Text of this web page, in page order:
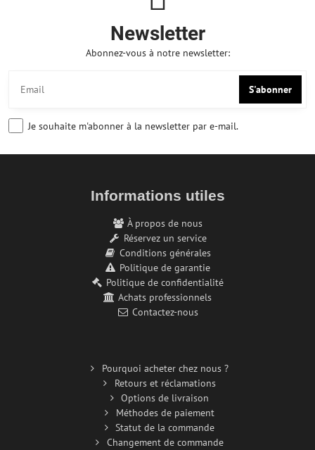
Newsletter
Abonnez-vous à notre newsletter:
S'abonner
Je souhaite m'abonner à la newsletter par e-mail.
Informations utiles
À propos de nous
Réservez un service
Conditions générales
Politique de garantie
Politique de confidentialité
Achats professionnels
Contactez-nous
Pourquoi acheter chez nous ?
Retours et réclamations
Options de livraison
Méthodes de paiement
Statut de la commande
Changement de commande